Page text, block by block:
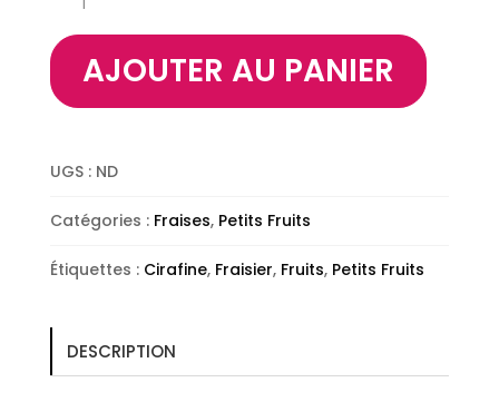
Fraisier
CirafineAJOUTER AU PANIER
UGS : ND
Catégories : Fraises, Petits Fruits
Étiquettes : Cirafine, Fraisier, Fruits, Petits Fruits
DESCRIPTION